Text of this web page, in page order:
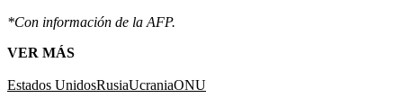
*Con información de la AFP.
VER MÁS
Estados UnidosRusiaUcraniaONU